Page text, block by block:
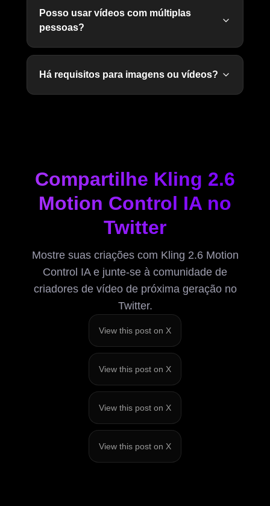
Posso usar vídeos com múltiplas
pessoas?
Há requisitos para imagens ou vídeos?
Compartilhe Kling 2.6
Motion Control IA no
Twitter
Mostre suas criações com Kling 2.6 Motion
Control IA e junte-se à comunidade de
criadores de vídeo de próxima geração no
Twitter.
View this post on X
View this post on X
View this post on X
View this post on X